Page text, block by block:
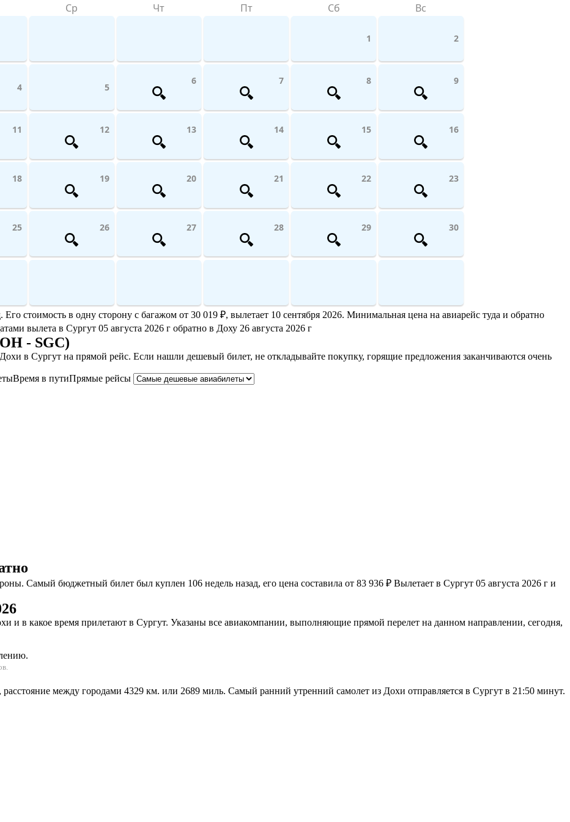
Ср Чт Пт Сб Вс
1 2
4 5
6 7 8 9
11 12 13 14 15 16
18 19 20 21 22 23
25 26 27 28 29 30
стоимость в одну сторону с багажом от 30 019 ₽, вылетает 10 сентября 2026. Минимальная цена на авиарейс туда и обратно
вылета в Сургут 05 августа 2026 г обратно в Доху 26 августа 2026 г
- SGC)
в Сургут на прямой рейс. Если нашли дешевый билет, не откладывайте покупку, горящие предложения заканчиваются очень
Время в путиПрямые рейсы
Самый бюджетный билет был куплен 106 недель назад, его цена составила от 83 936 ₽ Вылетает в Сургут 05 августа 2026 г и
и в какое время прилетают в Сургут. Указаны все авиакомпании, выполняющие прямой перелет на данном направлении, сегодня,
расстояние между городами 4329 км. или 2689 миль. Самый ранний утренний самолет из Дохи отправляется в Сургут в 21:50 минут.